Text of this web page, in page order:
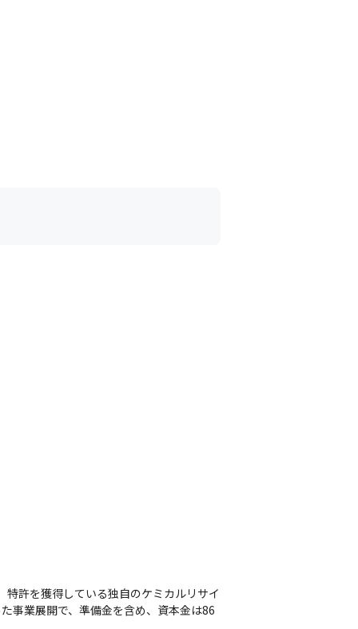
許を獲得している独自のケミカルリサイ
事業展開で、準備金を含め、資本金は86